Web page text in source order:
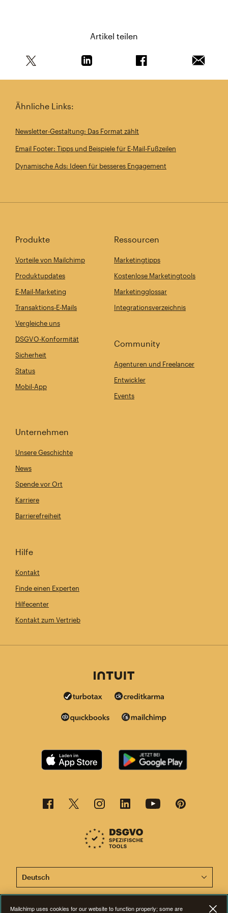
Artikel teilen
Ähnliche Links:
Newsletter-Gestaltung: Das Format zählt
Email Footer: Tipps und Beispiele für E-Mail-Fußzeilen
Dynamische Ads: Ideen für besseres Engagement
Produkte
Vorteile von Mailchimp
Produktupdates
E-Mail-Marketing
Transaktions-E-Mails
Vergleiche uns
DSGVO-Konformität
Sicherheit
Status
Mobil-App
Ressourcen
Marketingtipps
Kostenlose Marketingtools
Marketingglossar
Integrationsverzeichnis
Community
Agenturen und Freelancer
Entwickler
Events
Unternehmen
Unsere Geschichte
News
Spende vor Ort
Karriere
Barrierefreiheit
Hilfe
Kontakt
Finde einen Experten
Hilfecenter
Kontakt zum Vertrieb
Diese Seite ist jetzt auch in anderen Sprachen
Mailchimp uses cookies for our website to function properly; some are